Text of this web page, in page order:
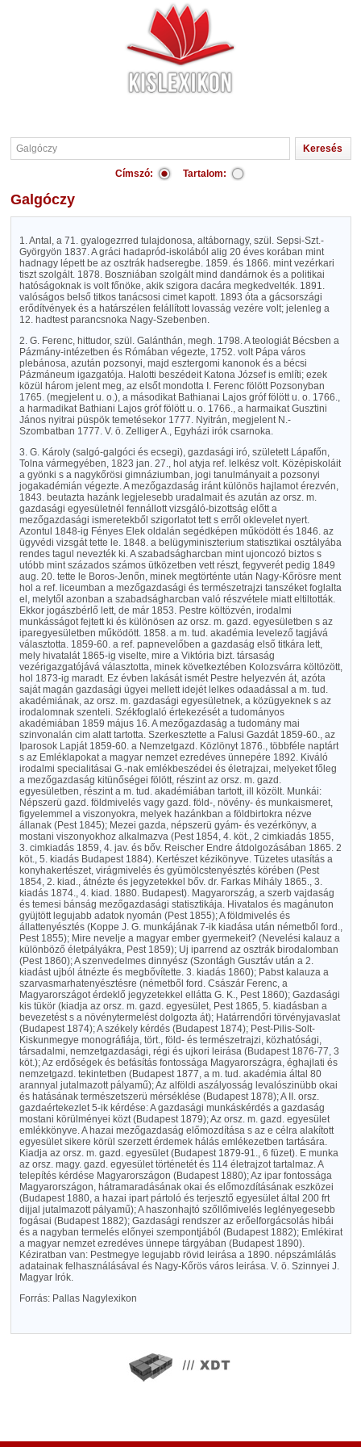
Címszó: Tartalom:
Galgóczy
1. Antal, a 71. gyalogezrred tulajdonosa, altábornagy, szül. Sepsi-Szt.-
Györgyön 1837. A gráci hadapród-iskolából alig 20 éves korában mint
hadnagy lépett be az osztrák hadseregbe. 1859. és 1866. mint vezérkari
tiszt szolgált. 1878. Boszniában szolgált mind dandárnok és a politikai
hatóságoknak is volt főnöke, akik szigora dacára megkedvelték. 1891.
valóságos belső titkos tanácsosi cimet kapott. 1893 óta a gácsországi
erődítvények és a határszélen felállított lovasság vezére volt; jelenleg a
12. hadtest parancsnoka Nagy-Szebenben.
2. G. Ferenc, hittudor, szül. Galánthán, megh. 1798. A teologiát Bécsben a
Pázmány-intézetben és Rómában végezte, 1752. volt Pápa város
plebánosa, azután pozsonyi, majd esztergomi kanonok és a bécsi
Pázmáneum igazgatója. Halotti beszédeit Katona József is említi; ezek
közül három jelent meg, az elsőt mondotta I. Ferenc fölött Pozsonyban
1765. (megjelent u. o.), a másodikat Bathianai Lajos gróf fölött u. o. 1766.,
a harmadikat Bathiani Lajos gróf fölött u. o. 1766., a harmaikat Gusztini
János nyitrai püspök temetésekor 1777. Nyitrán, megjelent N.-
Szombatban 1777. V. ö. Zelliger A., Egyházi irók csarnoka.
3. G. Károly (salgó-galgóci és ecsegi), gazdasági iró, született Lápafőn,
Tolna vármegyében, 1823 jan. 27., hol atyja ref. lelkész volt. Középiskoláit
a gyönki s a nagykőrösi gimnáziumban, jogi tanulmányait a pozsonyi
jogakadémián végezte. A mezőgazdaság iránt különös hajlamot érezvén,
1843. beutazta hazánk legjelesebb uradalmait és azután az orsz. m.
gazdasági egyesületnél fennállott vizsgáló-bizottság előtt a
mezőgazdasági ismeretekből szigorlatot tett s erről oklevelet nyert.
Azontul 1848-ig Fényes Elek oldalán segédképen működött és 1846. az
ügyvédi vizsgát tette le. 1848. a belügyminiszterium statisztikai osztályába
rendes tagul nevezték ki. A szabadságharcban mint ujoncozó biztos s
utóbb mint százados számos ütközetben vett részt, fegyverét pedig 1849
aug. 20. tette le Boros-Jenőn, minek megtörténte után Nagy-Kőrösre ment
hol a ref. liceumban a mezőgazdasági és természetrajzi tanszéket foglalta
el, melytől azonban a szabadságharcban való részvétele miatt eltiltották.
Ekkor jogászbérlő lett, de már 1853. Pestre költözvén, irodalmi
munkásságot fejtett ki és különösen az orsz. m. gazd. egyesületben s az
iparegyesületben működött. 1858. a m. tud. akadémia levelező tagjává
választotta. 1859-60. a ref. papnevelőben a gazdaság első titkára lett,
mely hivatalát 1865-ig viselte, mire a Viktória bizt. társaság
vezérigazgatójává választotta, minek következtében Kolozsvárra költözött,
hol 1873-ig maradt. Ez évben lakását ismét Pestre helyezvén át, azóta
saját magán gazdasági ügyei mellett idejét lelkes odaadással a m. tud.
akadémiának, az orsz. m. gazdasági egyesületnek, a közügyeknek s az
irodalomnak szenteli. Székfoglaló értekezését a tudományos
akadémiában 1859 május 16. A mezőgazdaság a tudomány mai
szinvonalán cim alatt tartotta. Szerkesztette a Falusi Gazdát 1859-60., az
Iparosok Lapját 1859-60. a Nemzetgazd. Közlönyt 1876., többféle naptárt
s az Emléklapokat a magyar nemzet ezredéves ünnepére 1892. Kiváló
irodalmi specialitásai G.-nak emlékbeszédei és életrajzai, melyeket főleg
a mezőgazdaság kitünőségei fölött, részint az orsz. m. gazd.
egyesületben, részint a m. tud. akadémiában tartott, ill közölt. Munkái:
Népszerü gazd. földmivelés vagy gazd. föld-, növény- és munkaismeret,
figyelemmel a viszonyokra, melyek hazánkban a földbirtokra nézve
állanak (Pest 1845); Mezei gazda, népszerü gyám- és vezérkönyv, a
mostani viszonyokhoz alkalmazva (Pest 1854, 4. köt., 2 cimkiadás 1855,
3. cimkiadás 1859, 4. jav. és bőv. Reischer Endre átdolgozásában 1865. 2
köt., 5. kiadás Budapest 1884). Kertészet kézikönyve. Tüzetes utasítás a
konyhakertészet, virágmivelés és gyümölcstenyésztés körében (Pest
1854, 2. kiad., átnézte és jegyzetekkel bőv. dr. Farkas Mihály 1865., 3.
kiadás 1874., 4. kiad. 1880. Budapest). Magyarország, a szerb vajdaság
és temesi bánság mezőgazdasági statisztikája. Hivatalos és magánuton
gyüjtött legujabb adatok nyomán (Pest 1855); A földmivelés és
állattenyésztés (Koppe J. G. munkájának 7-ik kiadása után németből ford.,
Pest 1855); Mire nevelje a magyar ember gyermekeit? (Nevelési kalauz a
különböző életpályákra, Pest 1859); Uj iparrend az osztrák birodalomban
(Pest 1860); A szenvedelmes dinnyész (Szontágh Gusztáv után a 2.
kiadást ujból átnézte és megbővítette. 3. kiadás 1860); Pabst kalauza a
szarvasmarhatenyésztésre (németből ford. Császár Ferenc, a
Magyarországot érdeklő jegyzetekkel ellátta G. K., Pest 1860); Gazdasági
kis tükör (kiadja az orsz. m. gazd. egyesület, Pest 1865, 5. kiadásban a
bevezetést s a növénytermelést dolgozta át); Határrendőri törvényjavaslat
(Budapest 1874); A székely kérdés (Budapest 1874); Pest-Pilis-Solt-
Kiskunmegye monográfiája, tört., föld- és természetrajzi, közhatósági,
társadalmi, nemzetgazdasági, régi és ujkori leirása (Budapest 1876-77, 3
köt.); Az erdőségek és befásítás fontossága Magyarországra, éghajlati és
nemzetgazd. tekintetben (Budapest 1877, a m. tud. akadémia által 80
arannyal jutalmazott pályamű); Az alföldi aszályosság levalószinübb okai
és hatásának természetszerü mérséklése (Budapest 1878); A II. orsz.
gazdaértekezlet 5-ik kérdése: A gazdasági munkáskérdés a gazdaság
mostani körülményei közt (Budapest 1879); Az orsz. m. gazd. egyesület
emlékkönyve. A hazai mezőgazdaság előmozdítása s az e célra alakított
egyesület sikere körül szerzett érdemek hálás emlékezetben tartására.
Kiadja az orsz. m. gazd. egyesület (Budapest 1879-91., 6 füzet). E munka
az orsz. magy. gazd. egyesület történetét és 114 életrajzot tartalmaz. A
telepítés kérdése Magyarországon (Budapest 1880); Az ipar fontossága
Magyarországon, hátramaradásának okai és előmozdításának eszközei
(Budapest 1880, a hazai ipart pártoló és terjesztő egyesület által 200 frt
dijjal jutalmazott pályamű); A haszonhajtó szőllőmivelés leglényegesebb
fogásai (Budapest 1882); Gazdasági rendszer az erőelforgácsolás hibái
és a nagyban termelés előnyei szempontjából (Budapest 1882); Emlékirat
a magyar nemzet ezredéves ünnepe tárgyában (Budapest 1890).
Kéziratban van: Pestmegye legujabb rövid leirása a 1890. népszámlálás
adatainak felhasználásával és Nagy-Kőrös város leirása. V. ö. Szinnyei J.
Magyar Irók.
Forrás: Pallas Nagylexikon